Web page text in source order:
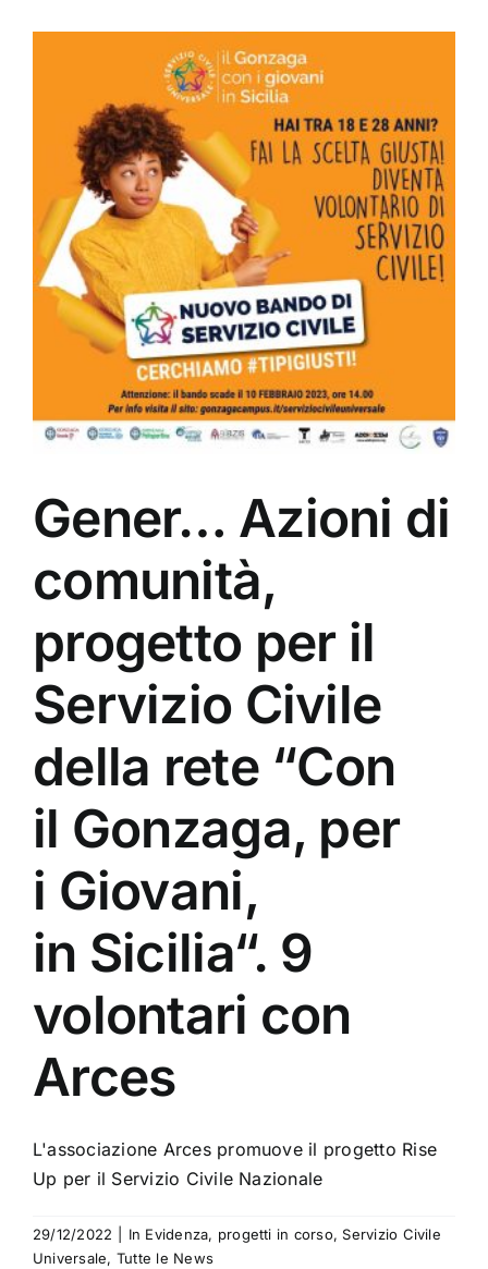
Gener… Azioni di
comunità,
progetto per il
Servizio Civile
della rete “Con
il Gonzaga, per
i Giovani,
in Sicilia“. 9
volontari con
Arces
L'associazione Arces promuove il progetto Rise
Up per il Servizio Civile Nazionale
29/12/2022 In Evidenza, progetti in corso,Servizio Civile
Universale, Tutte le News